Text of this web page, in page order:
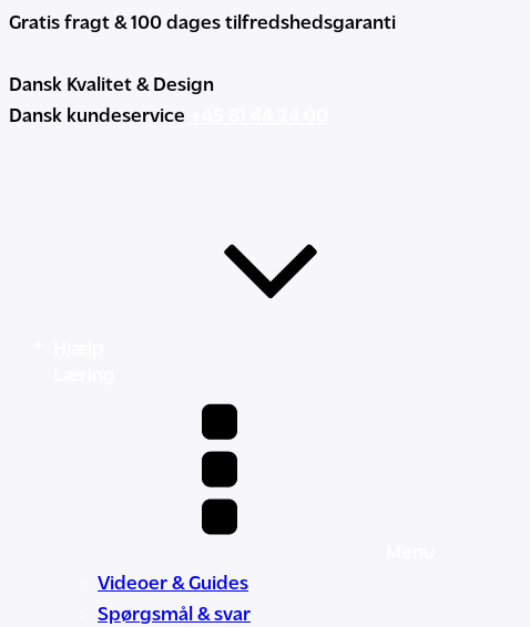
Gratis fragt & 100 dages tilfredshedsgaranti
Dansk Kvalitet & Design
Dansk kundeservice
Videoer & Guides
Spørgsmål & svar